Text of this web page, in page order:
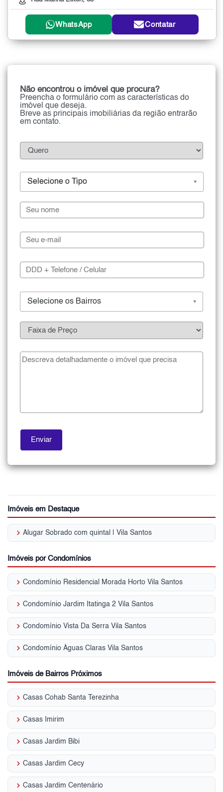
WhatsApp Contatar
Não encontrou o imóvel que procura?
Preencha o formulário com as características do
imóvel que deseja.
Breve as principais imobiliárias da região entrarão
em contato.
Selecione o Tipo
Selecione os Bairros
Imóveis em Destaque
keyboard_arrow_right Alugar Sobrado com quintal | Vila Santos
Imóveis por Condomínios
keyboard_arrow_right Condomínio Residencial Morada Horto Vila Santos
keyboard_arrow_right Condomínio Jardim Itatinga 2 Vila Santos
keyboard_arrow_right Condomínio Vista Da Serra Vila Santos
keyboard_arrow_right Condomínio Águas Claras Vila Santos
Imóveis de Bairros Próximos
keyboard_arrow_right Casas Cohab Santa Terezinha
keyboard_arrow_right Casas Imirim
keyboard_arrow_right Casas Jardim Bibi
keyboard_arrow_right Casas Jardim Cecy
keyboard_arrow_right Casas Jardim Centenário